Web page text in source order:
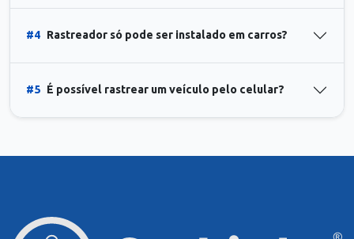
#4 Rastreador só pode ser instalado em carros?
#5 É possível rastrear um veículo pelo celular?